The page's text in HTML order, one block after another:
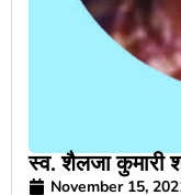
स्व. शैलजा कुमारी
November 15,